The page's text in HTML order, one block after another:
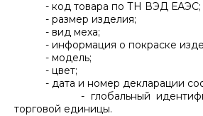
- код товара по ТН ВЭД ЕАЭС;
- размер изделия;
- вид меха;
- информация о покраске
- модель;
- цвет;
- дата и номер декларации
- глобальный
торговой единицы.